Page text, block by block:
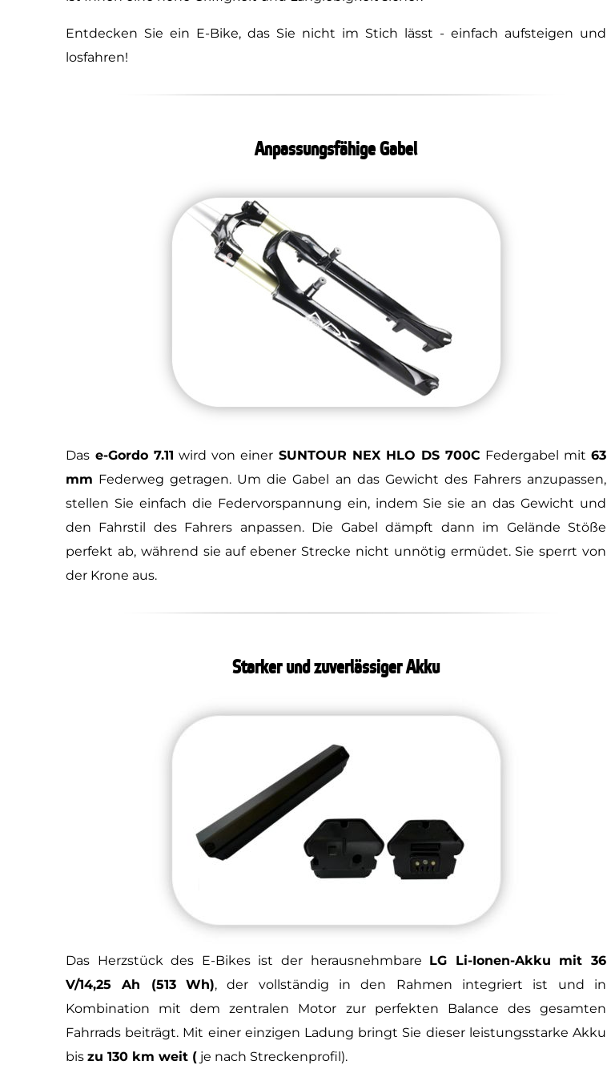
Entdecken Sie ein E-Bike, das Sie nicht im Stich lässt - einfach aufsteigen und
losfahren!
Anpassungsfähige Gabel
Das e-Gordo 7.11 wird von einer SUNTOUR NEX HLO DS 700C Federgabel mit 63
mm Federweg getragen. Um die Gabel an das Gewicht des Fahrers anzupassen,
stellen Sie einfach die Federvorspannung ein, indem Sie sie an das Gewicht und
den Fahrstil des Fahrers anpassen. Die Gabel dämpft dann im Gelände Stöße
perfekt ab, während sie auf ebener Strecke nicht unnötig ermüdet. Sie sperrt von
der Krone aus.
Starker und zuverlässiger Akku
Das Herzstück des E-Bikes ist der herausnehmbare LG Li-Ionen-Akku mit 36
V/14,25 Ah (513
Wh), der vollständig in den Rahmen integriert ist und in
Kombination mit dem zentralen Motor zur perfekten Balance des gesamten
Fahrrads beiträgt. Mit einer einzigen Ladung bringt Sie dieser leistungsstarke Akku
bis zu 130 km weit ( je nach Streckenprofil).